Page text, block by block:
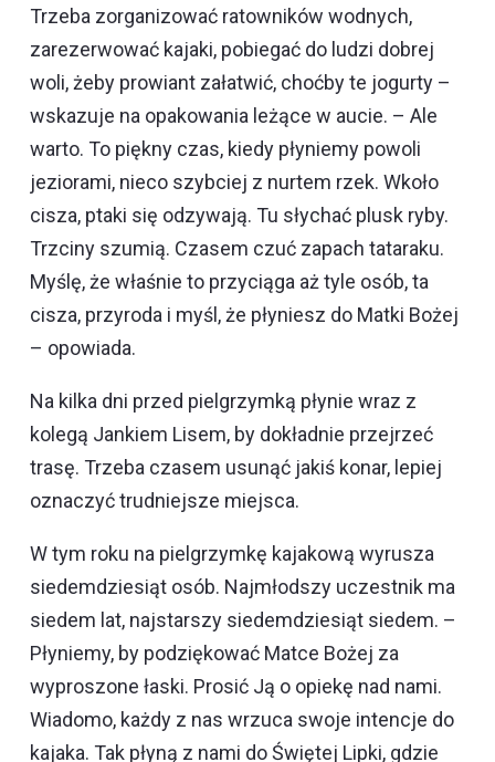
Trzeba zorganizować ratowników wodnych,
zarezerwować kajaki, pobiegać do ludzi dobrej
woli, żeby prowiant załatwić, choćby te jogurty –
wskazuje na opakowania leżące w aucie. – Ale
warto. To piękny czas, kiedy płyniemy powoli
jeziorami, nieco szybciej z nurtem rzek. Wkoło
cisza, ptaki się odzywają. Tu słychać plusk ryby.
Trzciny szumią. Czasem czuć zapach tataraku.
Myślę, że właśnie to przyciąga aż tyle osób, ta
cisza, przyroda i myśl, że płyniesz do Matki Bożej
– opowiada.
Na kilka dni przed pielgrzymką płynie wraz z
kolegą Jankiem Lisem, by dokładnie przejrzeć
trasę. Trzeba czasem usunąć jakiś konar, lepiej
oznaczyć trudniejsze miejsca.
W tym roku na pielgrzymkę kajakową wyrusza
siedemdziesiąt osób. Najmłodszy uczestnik ma
siedem lat, najstarszy siedemdziesiąt siedem. –
Płyniemy, by podziękować Matce Bożej za
wyproszone łaski. Prosić Ją o opiekę nad nami.
Wiadomo, każdy z nas wrzuca swoje intencje do
kajaka. Tak płyną z nami do Świętej Lipki, gdzie